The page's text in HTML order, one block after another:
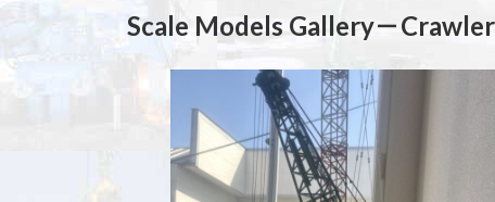
Scale Models Gallery－